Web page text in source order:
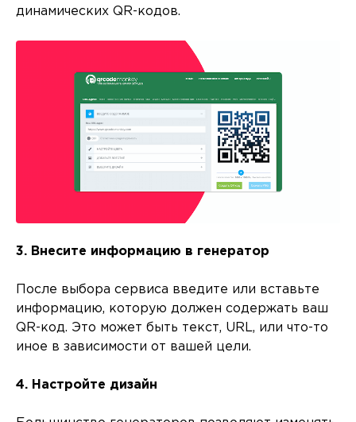
динамических QR-кодов.
3. Внесите информацию в генератор
После выбора сервиса введите или вставьте
информацию, которую должен содержать ваш
QR-код. Это может быть текст, URL, или что-то
иное в зависимости от вашей цели.
4. Настройте дизайн